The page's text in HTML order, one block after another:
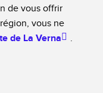
de vous offrir
vous ne
de La Verna .